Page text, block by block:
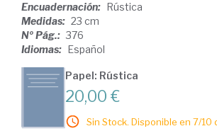
Encuadernación: Rústica
Medidas: 23 cm
Nº Pág.: 376
Idiomas: Español
Papel: Rústica
20,00 €
Sin Stock. Disponible en 7/10